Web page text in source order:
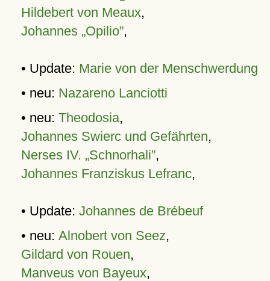
Hildebert von Meaux,
Johannes „Opilio”,
• Update: Marie von der Menschwerdung
• neu: Nazareno Lanciotti
• neu: Theodosia,
Johannes Swierc und Gefährten,
Nerses IV. „Schnorhali”,
Johannes Franziskus Lefranc,
• Update: Johannes de Brébeuf
• neu: Alnobert von Seez,
Gildard von Rouen,
Manveus von Bayeux,